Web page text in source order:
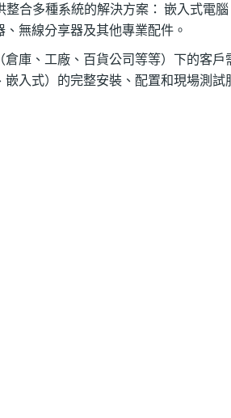
整合多種系統的解決方案： 嵌入式電
無線分享器及其他專業配件。
庫、工廠、百貨公司等等）下的客戶
入式）的完整安裝、配置和現場測試